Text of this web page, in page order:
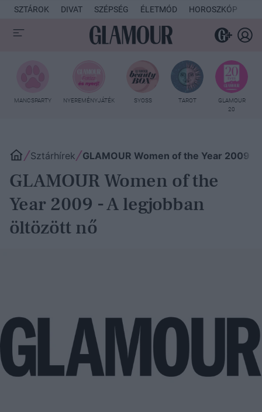
SZTÁROK DIVAT SZÉPSÉG ÉLETMÓD HOROSZKÓP
MANCSPARTY NYEREMÉNYJÁTÉK SYOSS TAROT
GLAMOUR
20
Sztárhírek GLAMOUR Women of the Year 2009
GLAMOUR Women of the
Year 2009 - A legjobban
öltözött nő